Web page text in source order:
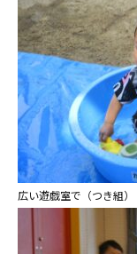
広い遊戯室で（つき組）